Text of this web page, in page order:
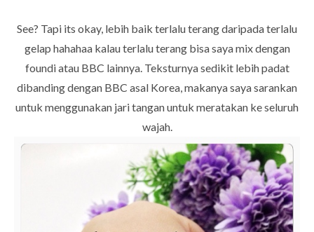
See? Tapi its okay, lebih baik terlalu terang daripada terlalu
gelap hahahaa kalau terlalu terang bisa saya mix dengan
foundi atau BBC lainnya. Teksturnya sedikit lebih padat
dibanding dengan BBC asal Korea, makanya saya sarankan
untuk menggunakan jari tangan untuk meratakan ke seluruh
wajah.